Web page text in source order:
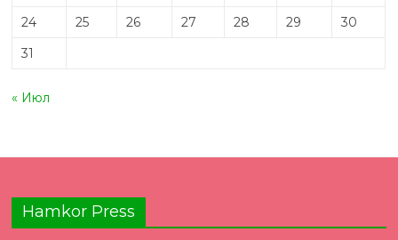
24
25 26 27 28 29
30
31
« Июл
Hamkor Press